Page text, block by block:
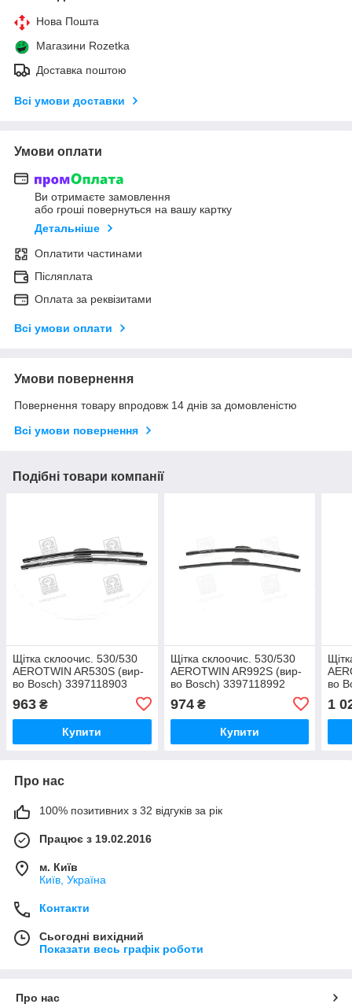
Нова Пошта
Магазини Rozetka
Доставка поштою
Всі умови доставки
Умови оплати
Ви отримаєте замовлення
або гроші повернуться на вашу картку
Детальніше
Оплатити частинами
Післяплата
Оплата за реквізитами
Всі умови оплати
Умови повернення
Повернення товару впродовж 14 днів за домовленістю
Всі умови повернення
Подібні товари компанії
Щітка склоочис. 530/530
AEROTWIN AR530S (вир-
во Bosch) 3397118903
963 ₴
Купити
Щітка склоочис. 530/530
AEROTWIN AR992S (вир-
во Bosch) 3397118992
974₴
Купити
во
1
Про нас
100% позитивних з 32 відгуків за рік
Працює з 19.02.2016
м. Київ
Київ, Україна
Контакти
Сьогодні вихідний
Показати весь графік роботи
Про нас